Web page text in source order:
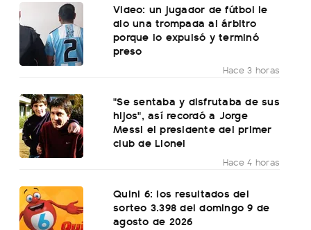
Video: un jugador de fútbol le
dio una trompada al árbitro
porque lo expulsó y terminó
preso
Hace 3 horas
"Se sentaba y disfrutaba de sus
hijos", así recordó a Jorge
Messi el presidente del primer
club de Lionel
Hace 4 horas
Quini 6: los resultados del
sorteo 3.398 del domingo 9 de
agosto de 2026